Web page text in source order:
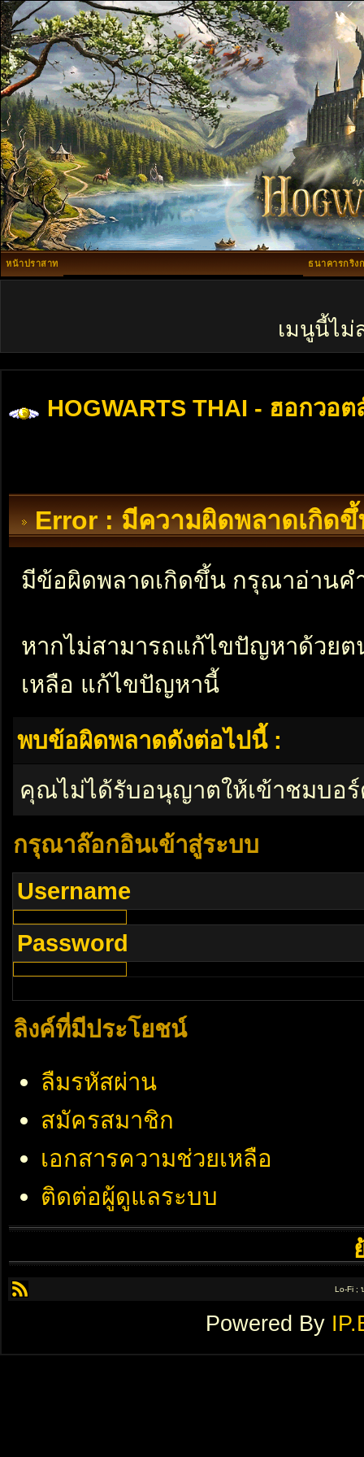
หน้าปราสาท ธนาคารกริง
เมนูนี้ไม่
HOGWARTS THAI - ฮอกวอต
Error : มีความผิดพลาดเกิดขึ้
มีข้อผิดพลาดเกิดขึ้น กรุณาอ่านค
หากไม่สามารถแก้ไขปัญหาด้วย
เหลือ แก้ไขปัญหานี้
พบข้อผิดพลาดดังต่อไปนี้ :
คุณไม่ได้รับอนุญาตให้เข้าชมบอ
กรุณาล๊อกอินเข้าสู่ระบบ
Username
Password
ลิงค์ที่มีประโยชน์
ลืมรหัสผ่าน
สมัครสมาชิก
เอกสารความช่วยเหลือ
ติดต่อผู้ดูแลระบบ
Lo-Fi ;
Powered By